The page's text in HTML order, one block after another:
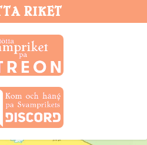
RIKET